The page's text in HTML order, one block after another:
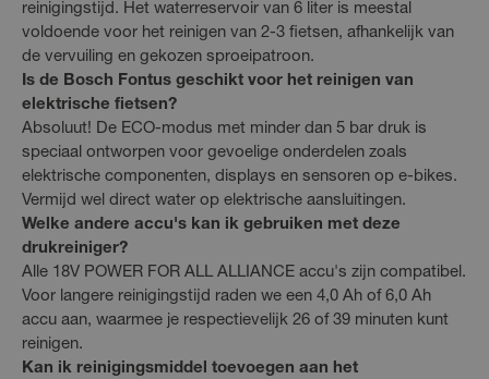
reinigingstijd. Het waterreservoir van 6 liter is meestal
voldoende voor het reinigen van 2-3 fietsen, afhankelijk van
de vervuiling en gekozen sproeipatroon.
Is de Bosch Fontus geschikt voor het reinigen van
elektrische fietsen?
Absoluut! De ECO-modus met minder dan 5 bar druk is
speciaal ontworpen voor gevoelige onderdelen zoals
elektrische componenten, displays en sensoren op e-bikes.
Vermijd wel direct water op elektrische aansluitingen.
Welke andere accu's kan ik gebruiken met deze
drukreiniger?
Alle 18V POWER FOR ALL ALLIANCE accu's zijn compatibel.
Voor langere reinigingstijd raden we een 4,0 Ah of 6,0 Ah
accu aan, waarmee je respectievelijk 26 of 39 minuten kunt
reinigen.
Kan ik reinigingsmiddel toevoegen aan het